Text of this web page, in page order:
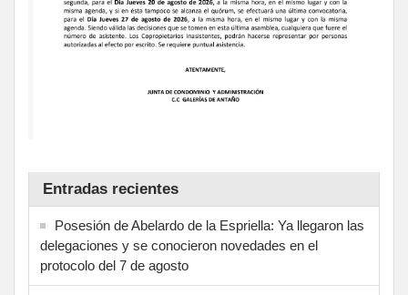
Entradas recientes
Posesión de Abelardo de la Espriella: Ya llegaron las
delegaciones y se conocieron novedades en el
protocolo del 7 de agosto